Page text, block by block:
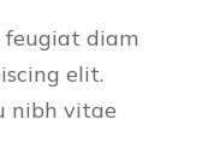
feugiat diam
elit.
nibh vitae